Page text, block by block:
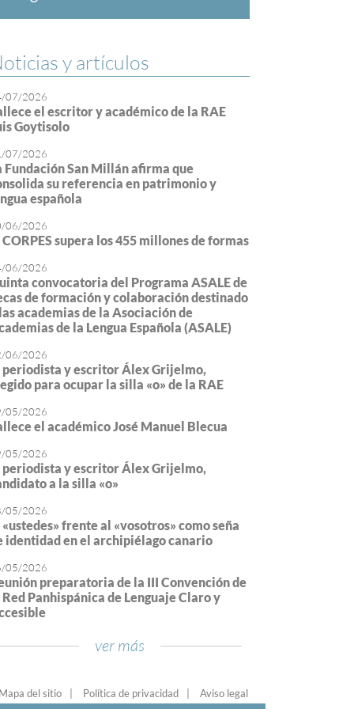
y artículos
07/2026
el escritor y académico de la RAE
Goytisolo
07/2026
Fundación San Millán afirma que
su referencia en patrimonio y
española
06/2026
CORPES supera los 455 millones de formas
06/2026
convocatoria del Programa ASALE de
de formación y colaboración destinado
academias de la Asociación de
de la Lengua Española (ASALE)
06/2026
periodista y escritor Álex Grijelmo,
para ocupar la silla «o» de la RAE
05/2026
el académico José Manuel Blecua
05/2026
periodista y escritor Álex Grijelmo,
a la silla «o»
05/2026
«ustedes» frente al «vosotros» como seña
identidad en el archipiélago canario
05/2026
preparatoria de la III Convención de
Red Panhispánica de Lenguaje Claro y
ver más
Mapa del sitio Política de privacidad Aviso legal